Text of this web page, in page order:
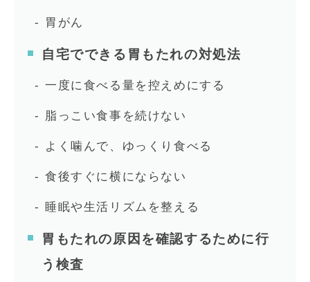
胃がん
自宅でできる胃もたれの対処法
一度に食べる量を控えめにする
脂っこい食事を続けない
よく噛んで、ゆっくり食べる
食後すぐに横にならない
睡眠や生活リズムを整える
胃もたれの原因を確認するために行
う検査